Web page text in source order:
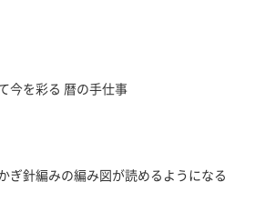
今を彩る 暦の手仕事
ぎ針編みの編み図が読めるようになる